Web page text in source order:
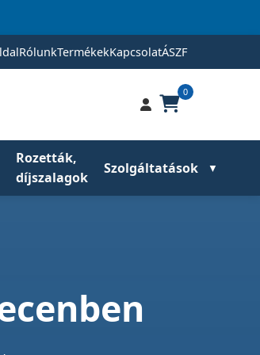
RólunkTermékekKapcsolatÁSZF
0
Rozetták,
díjszalagok
Szolgáltatások